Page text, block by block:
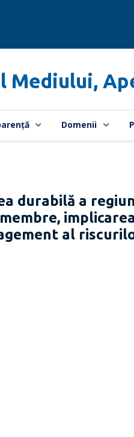
Mediului,
Domenii
durabilă a
implicarea
al